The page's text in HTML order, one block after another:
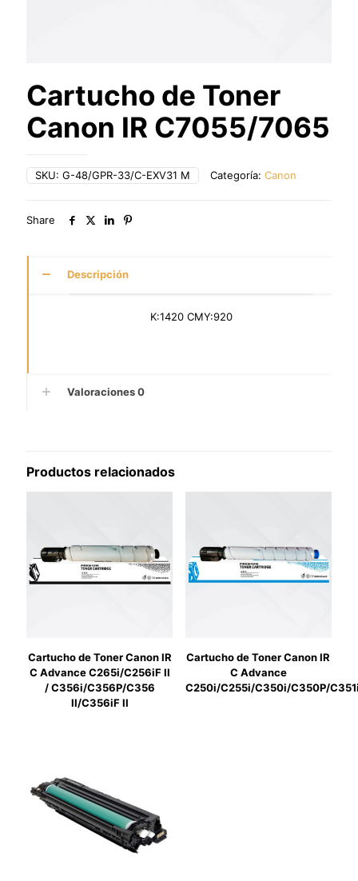
Cartucho de Toner
Canon IR C7055/7065
SKU: G-48/GPR-33/C-EXV31 M Categoría: Canon
Share
Descripción
K:1420 CMY:920
Valoraciones0
Productos relacionados
Cartucho de Toner Canon IR
C Advance C265i/C256iF II
/ C356i/C356P/C356
II/C356iF II
Cartucho de Toner Canon IR
C Advance
C250i/C255i/C350i/C350P/